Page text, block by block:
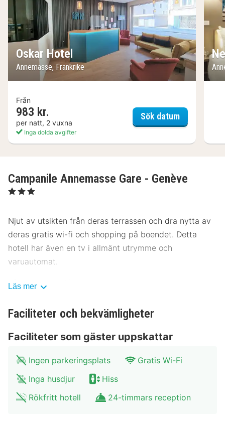
Oskar Hotel
Annemasse, Frankrike
Från
983 kr.
per natt, 2 vuxna
Inga dolda avgifter
Sök datumOskar Hotel
Campanile Annemasse Gare - Genève
, 3 Stjärnor
Njut av utsikten från deras terrassen och dra nytta av
deras gratis wi-fi och shopping på boendet. Detta
hotell har även en tv i allmänt utrymme och
varuautomat.
På hotellets kafé kan du stilla hungern, och du kan
med en drink på boendets bar. Frukostbuffé serveras
dagligen mot en avgift från 06.30 till 09.30.
Detta boende har fått sin officiella stjärngradering från
Frankrikes Turistutvecklingsbyrå, ATOUT France.
Gäster har tillgång till bland annat dator, gratis
dagstidningar i lobbyn och kemtvätt/tvättjänster.
Läs mer
Faciliteter och bekvämligheter
Faciliteter som gäster uppskattar
Ingen parkeringsplats
Gratis Wi-Fi
Inga husdjur
Hiss
Rökfritt hotell
24-timmars reception